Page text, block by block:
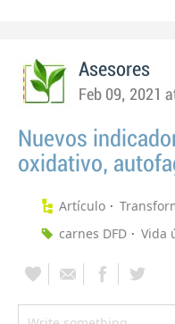
Asesores
Feb 09, 2021
Nuevos
oxidativo,
Artículo
carnes DFD
Vida